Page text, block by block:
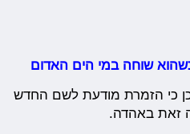
כשהוא שוחה במי הים האדום
כי הזמרת מודעת לשם החדש
זאת באהדה.